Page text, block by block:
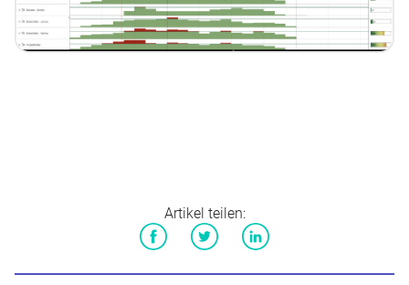
Artikel teilen: